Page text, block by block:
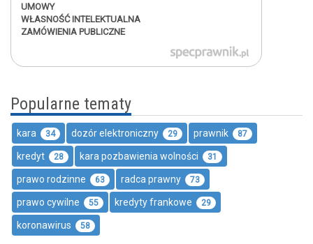
UMOWY
WŁASNOŚĆ INTELEKTUALNA
ZAMÓWIENIA PUBLICZNE
Popularne tematy
kara 34 dozór elektroniczny 29 prawnik 87
kredyt 28 kara pozbawienia wolności 31
prawo rodzinne 63 radca prawny 73
prawo cywilne 55 kredyty frankowe 29
koronawirus 58